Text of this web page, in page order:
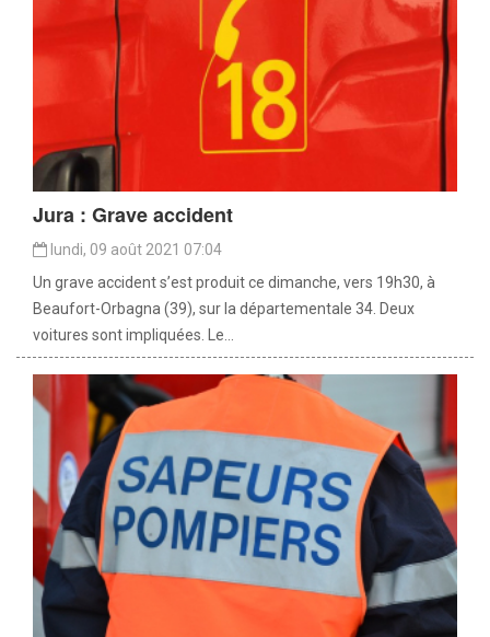
Jura : Grave accident
lundi, 09 août 2021 07:04
Un grave accident s’est produit ce dimanche, vers 19h30, à
Beaufort-Orbagna (39), sur la départementale 34. Deux
voitures sont impliquées. Le...